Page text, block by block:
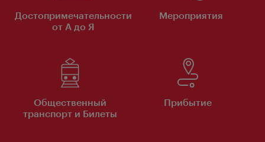
Достопримечательности
от А до Я
Мероприятия
Общественный
транспорт и Билеты
Прибытие